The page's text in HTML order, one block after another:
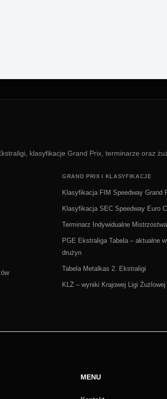
klasyfikacje Grand Prix, terminarze oraz
GRAND PRIX I KLASYFIKACJE
Klasyfikacja FIM Speedway Grand
Klasyfikacja SEC Speedway Euro
Terminarz Indywidualne
PGE Ekstraliga Tabela – aktualne
drużyn
Tabela Metalkas 2. Ekstraligi
KLŻ – wyniki Krajowej Ligi Żużlowej
MENU